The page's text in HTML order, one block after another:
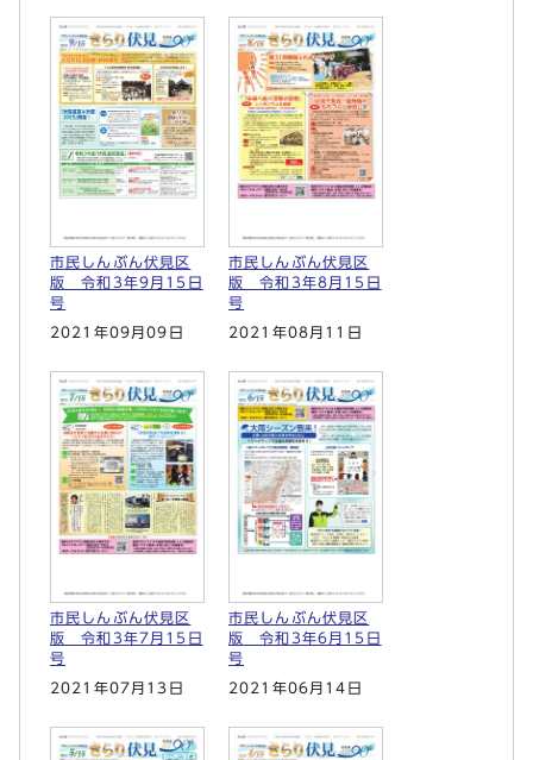
市民しんぶん伏見区
版 令和3年9月15日
号
2021年09月09日
市民しんぶん伏見区
版 令和3年8月15日
号
2021年08月11日
市民しんぶん伏見区
版 令和3年7月15日
号
2021年07月13日
市民しんぶん伏見区
版 令和3年6月15日
号
2021年06月14日